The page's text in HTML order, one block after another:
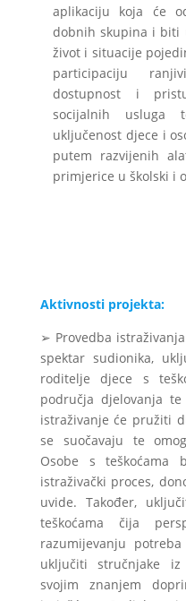
aplikaciju koja će
dobnih skupina i biti
život i situacije
participaciju
dostupnost i
socijalnih usluga
uključenost djece i
putem razvijenih
primjerice u školski i
Aktivnosti projekta:
➢ Provedba
spektar sudionika,
roditelje djece s
područja djelovanja
istraživanje će pružiti
se suočavaju te
Osobe s teškoćama
istraživački proces,
uvide. Također,
teškoćama čija
razumijevanju
uključiti stručnjake
svojim znanjem